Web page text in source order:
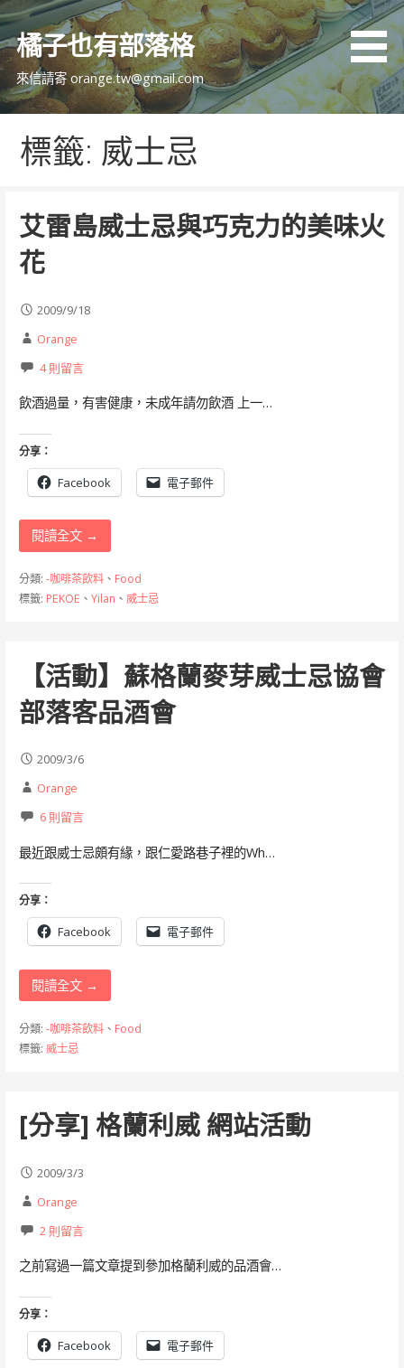
跳
主
內
橘子也有部落格
來信請寄 orange.tw@gmail.com
標籤: 威士忌
艾雷島威士忌與巧克力的美味火
花
2009/9/18
Orange
4 則留言
飲酒過量，有害健康，未成年請勿飲酒 上一…
分享：
Facebook 電子郵件
閱讀全文 →
分類: -咖啡茶飲料、 Food
標籤: PEKOE 、 Yilan 、 威士忌
【活動】蘇格蘭麥芽威士忌協會
部落客品酒會
2009/3/6
Orange
6 則留言
最近跟威士忌頗有緣，跟仁愛路巷子裡的Wh…
分享：
Facebook 電子郵件
閱讀全文 →
分類: -咖啡茶飲料、 Food
標籤: 威士忌
[分享] 格蘭利威 網站活動
2009/3/3
Orange
2 則留言
之前寫過一篇文章提到參加格蘭利威的品酒會…
分享：
Facebook 電子郵件